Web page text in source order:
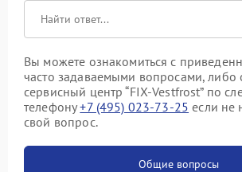
Вы можете ознакомиться с
часто задаваемыми вопросами, либо
сервисный центр “FIX-Vestfrost” по
телефону+7 (495) 023-73-25 если не
свой вопрос.
Общие вопросы